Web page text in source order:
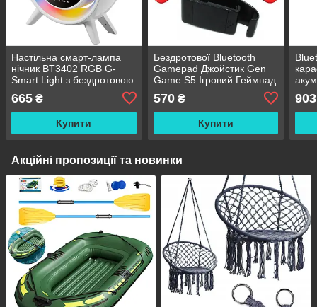
Настільна смарт-лампа
нічник BT3402 RGB G-
Smart Light з бездротовою
колонкою
665 ₴
Купити
Бездротової Bluetooth
Gamepad Джойстик Gen
Game S5 Ігровий Геймпад
570₴
Купити
903
Акційні пропозиції та новинки